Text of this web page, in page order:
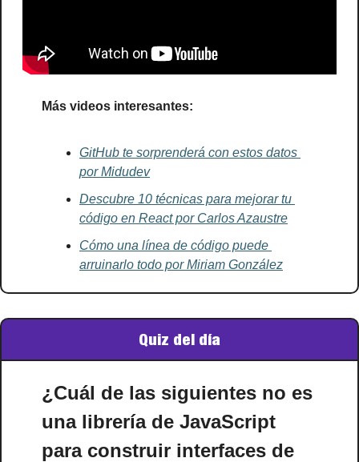
Más videos interesantes:
GitHub te sorprenderá con estos datos
por Midudev
Descubre 10 técnicas para mejorar tu
código en React por Carlos Azaustre
Cómo una línea de código puede
arruinarlo todo por Miriam González
Quiz del día
¿Cuál de las siguientes no es
una librería de JavaScript
para construir interfaces de